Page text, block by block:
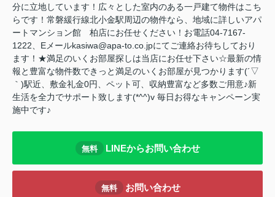
分に立地しています！広々とした室内のある一戸建て物件はこち
らです！常磐緩行線北小金駅周辺の物件なら、地域に詳しいアパ
ートマンション館 柏店にお任せください！お電話04-7167-
1222、Eメールkasiwa@apa-to.co.jpにてご連絡お待ちしており
ます！★満足のいくお部屋探しは当店にお任せ下さい☆最新の情
報と豊富な物件数できっと満足のいくお部屋が見つかります(´▽
｀)駅近、敷金礼金0円、ペット可、収納豊富など多数ご用意♪新
生活を全力でサポート致します(*^^)v 毎日お得なキャンペーン実
施中です♪
無料 LINEからお問い合わせ
無料 お問い合わせ